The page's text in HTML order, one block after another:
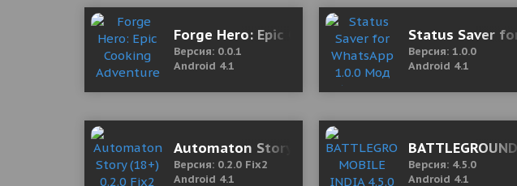
Forge Hero: Epic Cooking Adventure Game
Версия: 0.0.1
Android 4.1
Status Saver
Версия: 1.0.0
Android 4.1
Automaton Story (18+) 0.2.0 Fix2 Мод (полная
Версия: 0.2.0 Fix2
Android 4.1
Версия: 4.5.0
Android 4.1